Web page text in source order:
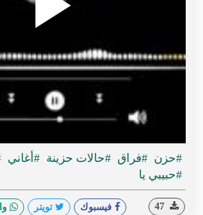
#حزن #فراق #حالات حزينة #أغاني
#حبيبي يا
فيسبوك تويتر